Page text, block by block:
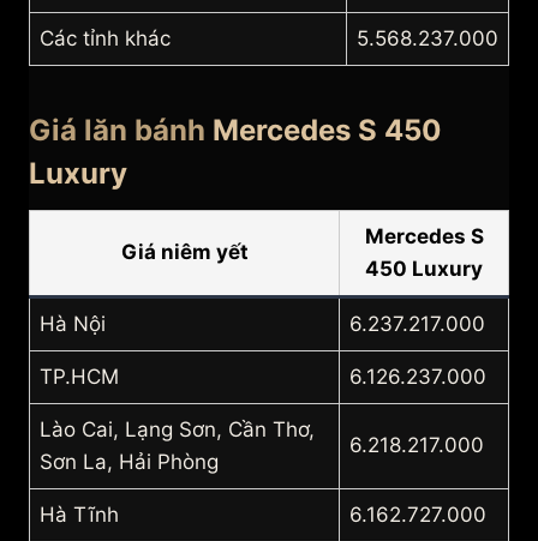
Các tỉnh khác 5.568.237.000
Giá lăn bánh Mercedes S 450
Luxury
Giá niêm yết
Mercedes S
450 Luxury
Hà Nội 6.237.217.000
TP.HCM 6.126.237.000
Lào Cai, Lạng Sơn, Cần Thơ,
Sơn La, Hải Phòng
6.218.217.000
Hà Tĩnh 6.162.727.000